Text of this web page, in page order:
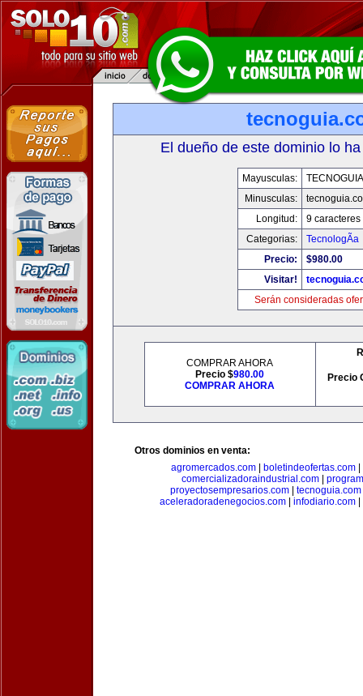
El dueño de este dominio lo
Mayusculas:
Minusculas:
Longitud:
9 caracteres
Categorias:
TecnologÃ­a
Precio:
$980.00
Visitar!
Serán consideradas
COMPRAR AHORA
Precio $980.00
COMPRAR AHORA
Precio
Otros dominios en venta:
agromercados.com
boletindeofertas.com
comercializadoraindustrial.com
proyectosempresarios.com
tecnoguia.com
aceleradoradenegocios.com| infodiario.com|